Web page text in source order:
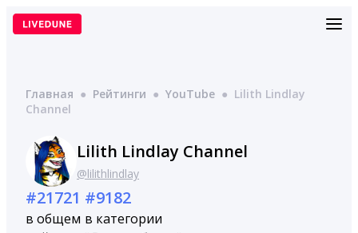
Перейти
Главная ● Рейтинги ● YouTube ● Lilith Lindlay
Channel
Lilith Lindlay Channel
@lilithlindlay
#21721
в общем
#9182
в категории